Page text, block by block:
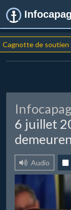
de soutien :
6 juillet
Audio